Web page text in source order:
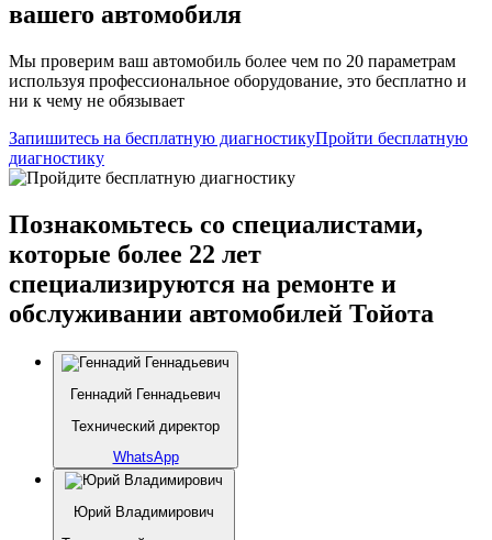
вашего автомобиля
Мы проверим ваш автомобиль более чем по 20 параметрам
используя профессиональное оборудование, это бесплатно и
ни к чему не обязывает
Запишитесь на бесплатную диагностикуПройти бесплатную
диагностику
Познакомьтесь со специалистами,
которые более 22 лет
специализируются на ремонте и
обслуживании автомобилей Тойота
Геннадий Геннадьевич
Технический директор
WhatsApp
Юрий Владимирович